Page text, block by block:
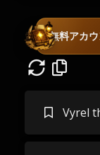
無料アカ
Vyrel